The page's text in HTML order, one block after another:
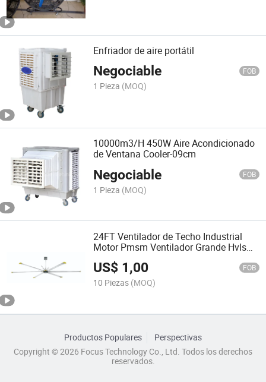
Enfriador de aire portátil
Negociable FOB
1 Pieza (MOQ)
10000m3/H 450W Aire Acondicionado
de Ventana Cooler-09cm
Negociable FOB
1 Pieza (MOQ)
24FT Ventilador de Techo Industrial
Motor Pmsm Ventilador Grande Hvls
para Área Grande
US$ 1,00 FOB
10 Piezas (MOQ)
Productos Populares
Perspectivas
Copyright © 2026 Focus Technology Co., Ltd. Todos los derechos
reservados.